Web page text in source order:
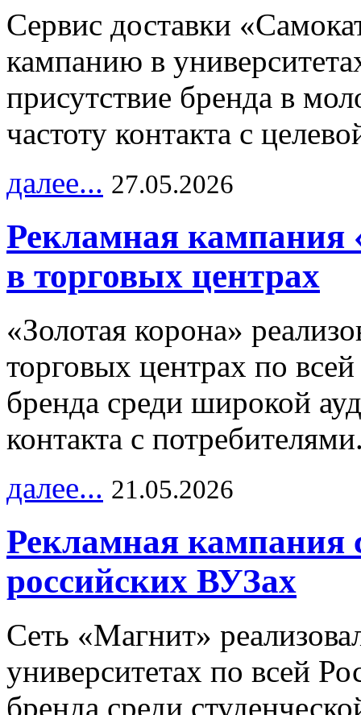
Сервис доставки
кампанию в
присутствие бренда в
частоту контакта с
далее... 27.05.2026
Рекламная кампания
в торговых центрах
«Золотая корона»
торговых центрах по
бренда среди широкой
контакта с
далее... 21.05.2026
Рекламная кампания
российских ВУЗах
Сеть «Магнит»
университетах по всей
бренда среди